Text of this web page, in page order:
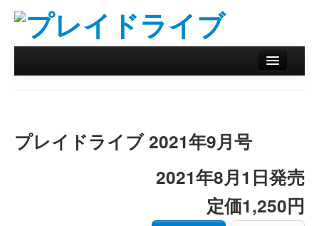
リザルトデータベース
プレイドライブ 2021年9月号
2021年8月1日発売
定価1,250円